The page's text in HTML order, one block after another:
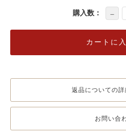
購入数： －
返品についての詳
お問い合